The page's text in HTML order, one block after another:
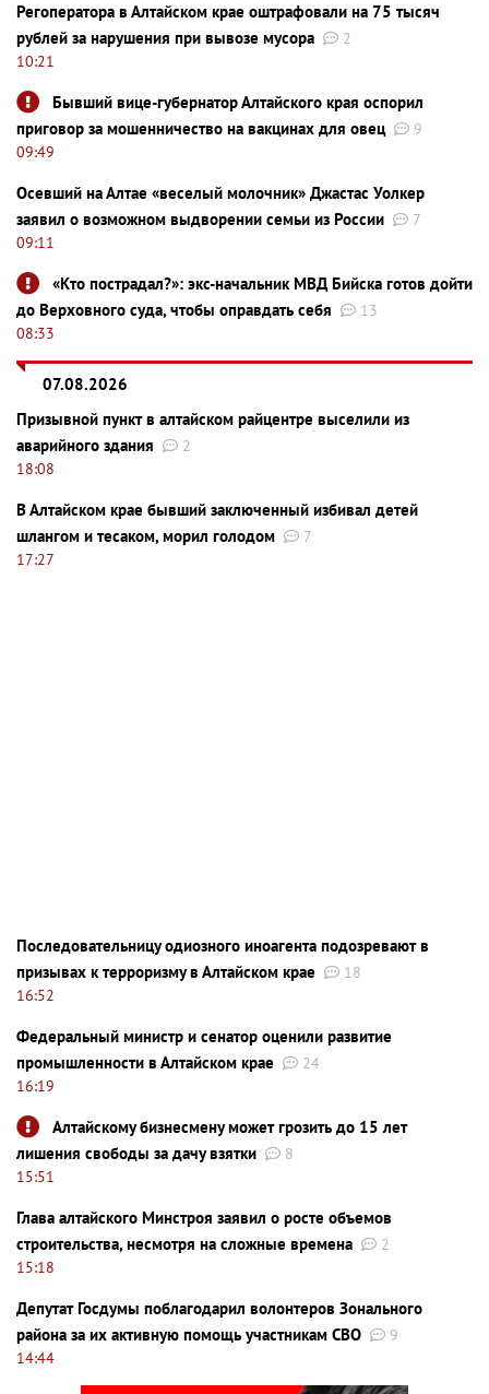
Регоператора в Алтайском крае оштрафовали на 75 тысяч
рублей за нарушения при вывозе мусора
2
10:21
Бывший вице-губернатор Алтайского края оспорил
приговор за мошенничество на вакцинах для овец
9
09:49
Осевший на Алтае «веселый молочник» Джастас Уолкер
заявил о возможном выдворении семьи из России
7
09:11
«Кто пострадал?»: экс-начальник МВД Бийска готов дойти
до Верховного суда, чтобы оправдать себя
13
08:33
07.08.2026
Призывной пункт в алтайском райцентре выселили из
аварийного здания
2
18:08
В Алтайском крае бывший заключенный избивал детей
шлангом и тесаком, морил голодом
7
17:27
Последовательницу одиозного иноагента подозревают в
призывах к терроризму в Алтайском крае
18
16:52
Федеральный министр и сенатор оценили развитие
промышленности в Алтайском крае
24
16:19
Алтайскому бизнесмену может грозить до 15 лет
лишения свободы за дачу взятки
8
15:51
Глава алтайского Минстроя заявил о росте объемов
строительства, несмотря на сложные времена
2
15:18
Депутат Госдумы поблагодарил волонтеров Зонального
района за их активную помощь участникам СВО
9
14:44